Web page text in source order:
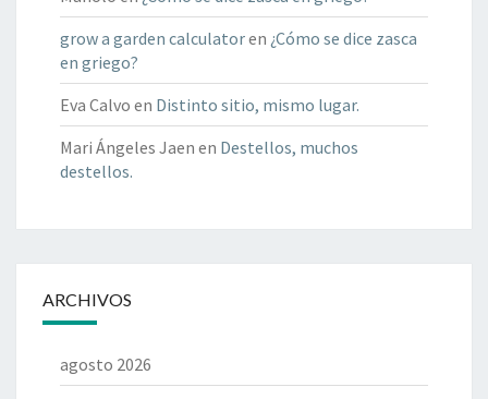
grow a garden calculatoren ¿Cómo se dice zasca
en griego?
Eva Calvo en Distinto sitio, mismo lugar.
Mari Ángeles Jaen en Destellos, muchos
destellos.
ARCHIVOS
agosto 2026